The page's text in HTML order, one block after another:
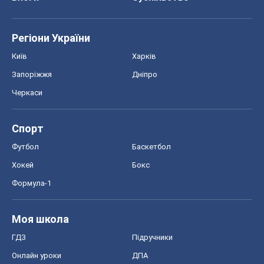
Регіони України
Київ Харків
Запоріжжя Дніпро
Черкаси
Спорт
Футбол Баскетбол
Хокей Бокс
Формула-1
Моя школа
ГДЗ Підручники
Онлайн уроки ДПА